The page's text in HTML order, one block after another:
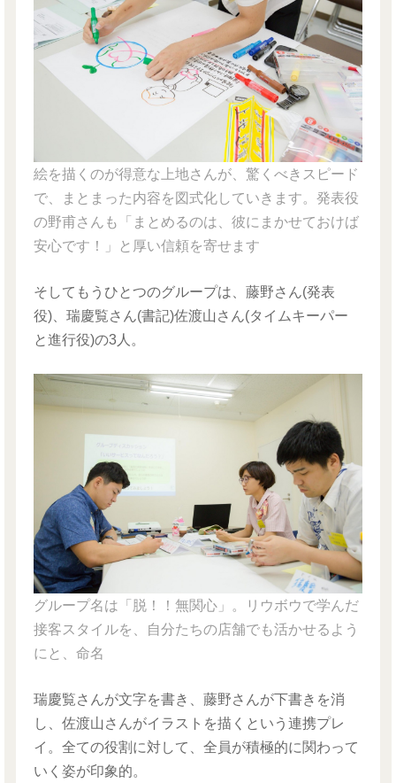
絵を描くのが得意な上地さんが、驚くべきスピード
で、まとまった内容を図式化していきます。発表役
の野甫さんも「まとめるのは、彼にまかせておけば
安心です！」と厚い信頼を寄せます
そしてもうひとつのグループは、藤野さん(発表
役)、瑞慶覧さん(書記)佐渡山さん(タイムキーパー
と進行役)の3人。
グループ名は「脱！！無関心」。リウボウで学んだ
接客スタイルを、自分たちの店舗でも活かせるよう
にと、命名
瑞慶覧さんが文字を書き、藤野さんが下書きを消
し、佐渡山さんがイラストを描くという連携プレ
イ。全ての役割に対して、全員が積極的に関わって
いく姿が印象的。